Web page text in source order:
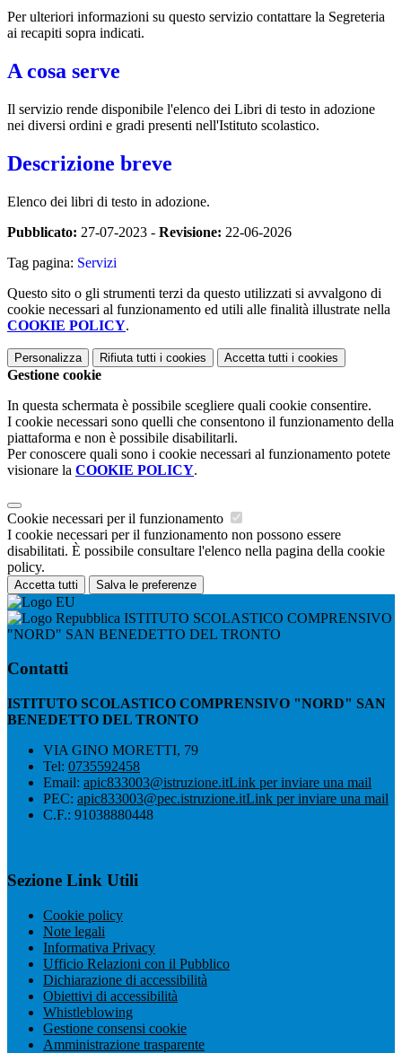
Per ulteriori informazioni su questo servizio contattare la Segreteria
ai recapiti sopra indicati.
A cosa serve
Il servizio rende disponibile l'elenco dei Libri di testo in adozione
nei diversi ordini e gradi presenti nell'Istituto scolastico.
Descrizione breve
Elenco dei libri di testo in adozione.
Pubblicato: 27-07-2023 - Revisione: 22-06-2026
Tag pagina: Servizi
Questo sito o gli strumenti terzi da questo utilizzati si avvalgono di
cookie necessari al funzionamento ed utili alle finalità illustrate nella
COOKIE POLICY.
Personalizza Rifiuta tutti i cookies Accetta tutti i cookies
Gestione cookie
In questa schermata è possibile scegliere quali cookie consentire.
I cookie necessari sono quelli che consentono il funzionamento della
piattaforma e non è possibile disabilitarli.
Per conoscere quali sono i cookie necessari al funzionamento potete
visionare la COOKIE POLICY.
Cookie necessari per il funzionamento
I cookie necessari per il funzionamento non possono essere
disabilitati. È possibile consultare l'elenco nella pagina della cookie
policy.
Accetta tutti Salva le preferenze
ISTITUTO SCOLASTICO COMPRENSIVO
"NORD" SAN BENEDETTO DEL TRONTO
Contatti
ISTITUTO SCOLASTICO COMPRENSIVO "NORD" SAN
BENEDETTO DEL TRONTO
VIA GINO MORETTI, 79
Tel: 0735592458
Email: apic833003@istruzione.itLink per inviare una mail
PEC: apic833003@pec.istruzione.itLink per inviare una mail
C.F.: 91038880448
Sezione Link Utili
Cookie policy
Note legali
Informativa Privacy
Ufficio Relazioni con il Pubblico
Dichiarazione di accessibilità
Obiettivi di accessibilità
Whistleblowing
Gestione consensi cookie
Amministrazione trasparente